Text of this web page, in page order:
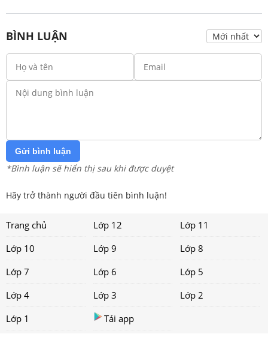
BÌNH LUẬN
Gửi bình luận
*Bình luận sẽ hiển thị sau khi được duyệt
Hãy trở thành người đầu tiên bình luận!
Trang chủ Lớp 12
Lớp 11
Lớp 10
Lớp 9
Lớp 8
Lớp 7
Lớp 6
Lớp 5
Lớp 4
Lớp 3
Lớp 2
Lớp 1
Tải app